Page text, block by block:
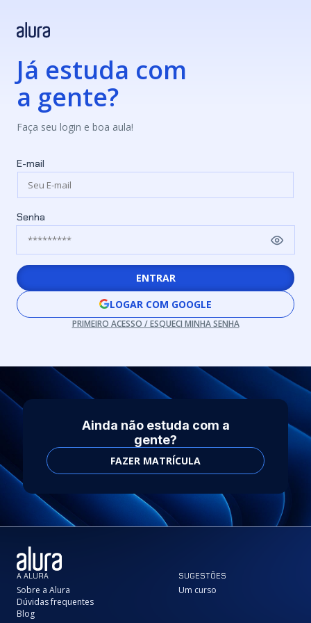
Já estuda com
a gente?
Faça seu login e boa aula!
E-mail
Senha
ENTRAR
LOGAR COM GOOGLE
PRIMEIRO ACESSO / ESQUECI MINHA SENHA
Ainda não estuda com a
gente?
FAZER MATRÍCULA
A ALURA
Sobre a Alura
Dúvidas frequentes
Blog
SUGESTÕES
Um curso